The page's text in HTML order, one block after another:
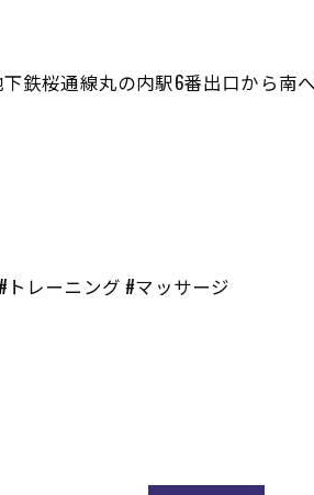
鉄桜通線丸の内駅6番出口から南
レーニング #マッサージ